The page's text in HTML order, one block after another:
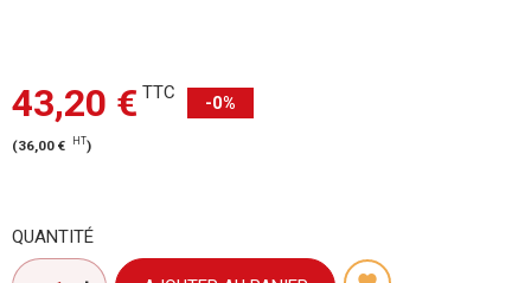
43,20 € TTC -0%
(36,00 € HT)
QUANTITÉ